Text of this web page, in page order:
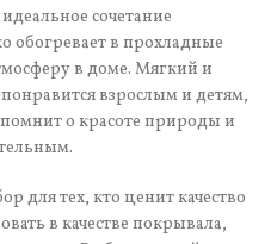
сочетание
обогревает в прохладные
в доме. Мягкий и
взрослым и детям,
о красоте природы и
для тех, кто ценит качество
в качестве покрывала,